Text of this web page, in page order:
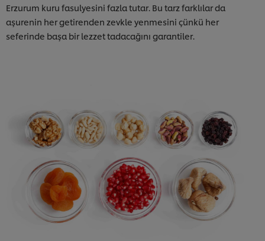
Erzurum kuru fasulyesini fazla tutar. Bu tarz farklılar da
aşurenin her getirenden zevkle yenmesini çünkü her
seferinde başa bir lezzet tadacağını garantiler.